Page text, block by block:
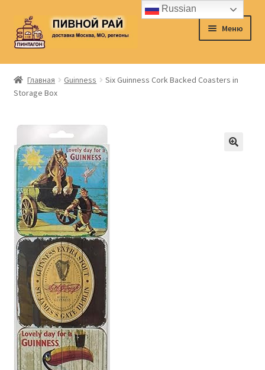
Перейти
к
навигации
Перейти
к
содержимому
Меню
Главная
Аккаунт
Доставка
Заказ
Контакты
Корзина
О нас
Сигары
Скидки
Схема проезда
Главная Guinness
Six Guinness Cork Backed Coasters in
Storage Box
Russian